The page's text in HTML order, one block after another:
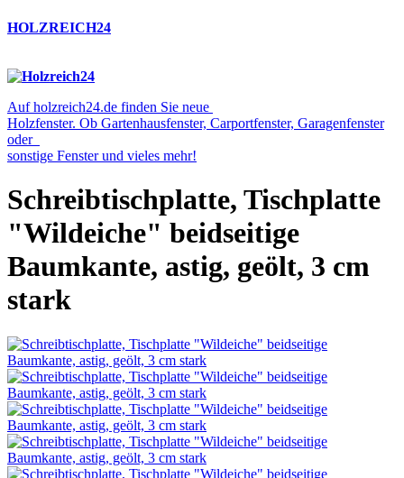
HOLZREICH24
Auf holzreich24.de finden Sie neue
Holzfenster. Ob Gartenhausfenster, Carportfenster, Garagenfenster
oder
sonstige Fenster und vieles mehr!
Schreibtischplatte, Tischplatte
"Wildeiche" beidseitige
Baumkante, astig, geölt, 3 cm
stark